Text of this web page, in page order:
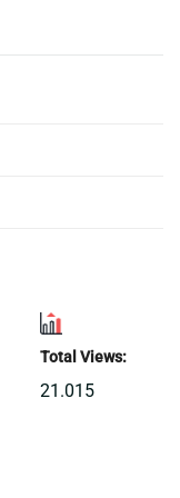
Total Views:
21.015